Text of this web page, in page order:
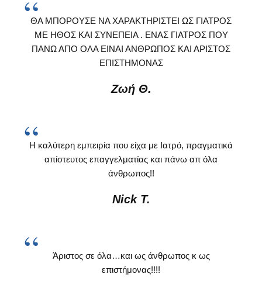
ΘΑ ΜΠΟΡΟΥΣΕ ΝΑ ΧΑΡΑΚΤΗΡΙΣΤΕΙ ΩΣ ΓΙΑΤΡΟΣ
ΜΕ ΗΘΟΣ ΚΑΙ ΣΥΝΕΠΕΙΑ . ΕΝΑΣ ΓΙΑΤΡΟΣ ΠΟΥ
ΠΑΝΩ ΑΠΟ ΟΛΑ ΕΙΝΑΙ ΑΝΘΡΩΠΟΣ ΚΑΙ ΑΡΙΣΤΟΣ
ΕΠΙΣΤΗΜΟΝΑΣ
Ζωή Θ.
Η καλύτερη εμπειρία που είχα με Ιατρό, πραγματικά
απίστευτος επαγγελματίας και πάνω απ όλα
άνθρωπος!!
Nick T.
Άριστος σε όλα…και ως άνθρωπος κ ως
επιστήμονας!!!!